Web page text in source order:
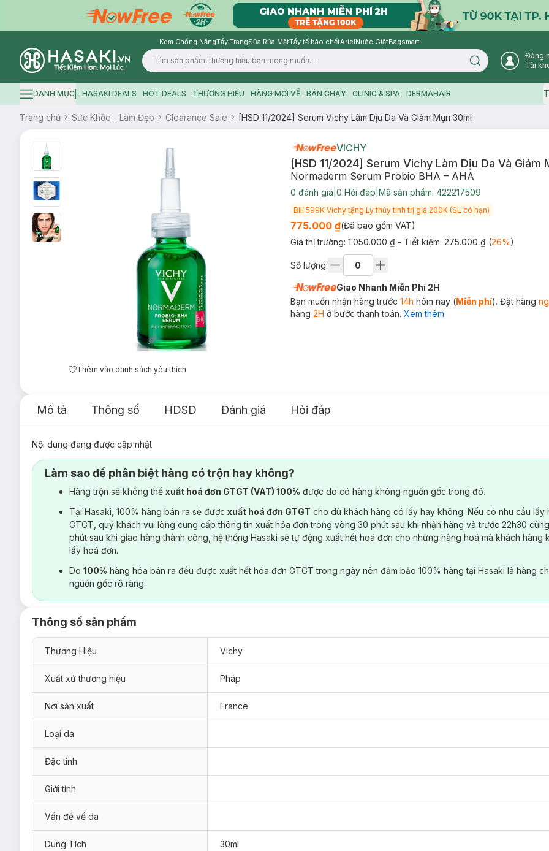
Kem Chống NắngTẩy TrangSữa Rửa MặtTẩy tế bào chếtArielNước GiặtBagsmart
Logo
Search icon
Đăng
Tài
Hamburger icon
DANH MỤC HASAKI DEALS HOT DEALS THƯƠNG HIỆU HÀNG MỚI VỀ BÁN CHẠY CLINIC & SPA DERMAHAIR
Trang chủ Sức Khỏe - Làm Đẹp Clearance Sale [HSD 11/2024] Serum Vichy Làm Dịu Da Và Giảm Mụn 30ml
Thêm vào danh sách yêu thích
VICHY
[HSD 11/2024] Serum Vichy Làm Dịu Da Và Giảm
Normaderm Serum Probio BHA – AHA
0 đánh giá 0 Hỏi đáp Mã sản phẩm: 422217509
Bill 599K Vichy tặng Ly thủy tinh trị giá 200K (SL có hạn)
775.000 ₫(Đã bao gồm VAT)
Giá thị trường: 1.050.000 ₫ - Tiết kiệm: 275.000 ₫(26%)
Số lượng:
Giao Nhanh Miễn Phí 2H
Bạn muốn nhận hàng trước 14h hôm nay (Miễn phí). Đặt hàng
hàng 2H ở bước thanh toán. Xem thêm
Mô tả Thông số HDSD Đánh giá Hỏi đáp
Nội dung đang được cập nhật
Làm sao để phân biệt hàng có trộn hay không?
Hàng trộn sẽ không thể xuất hoá đơn GTGT (VAT) 100% được do có hàng không nguồn gốc trong đó.
Tại Hasaki, 100% hàng bán ra sẽ được xuất hoá đơn GTGT cho dù khách hàng có lấy hay không. Nếu có nhu cầu lấy
GTGT, quý khách vui lòng cung cấp thông tin xuất hóa đơn trong vòng 30 phút sau khi nhận hàng và trước 22h30
phút sau khi giao hàng thành công, hệ thống Hasaki sẽ tự động xuất hết hoá đơn cho những hàng hoá mà khách hàng
lấy hoá đơn.
Do 100% hàng hóa bán ra đều được xuất hết hóa đơn GTGT trong ngày nên đảm bảo 100% hàng tại Hasaki là hàng
nguồn gốc rõ ràng.
Thông số sản phẩm
Thương Hiệu Vichy
Xuất xứ thương hiệu Pháp
Nơi sản xuất France
Loại da
Đặc tính
Giới tính
Vấn đề về da
Dung Tích 30ml